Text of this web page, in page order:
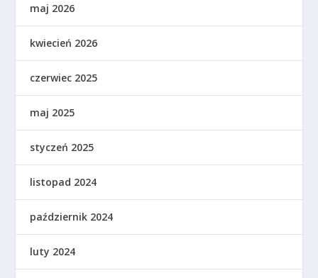
maj 2026
kwiecień 2026
czerwiec 2025
maj 2025
styczeń 2025
listopad 2024
październik 2024
luty 2024